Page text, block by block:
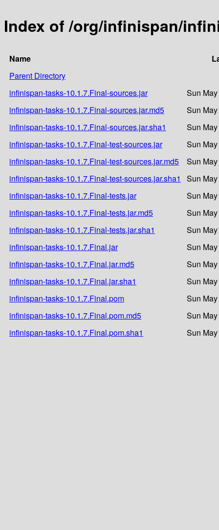
Index of /org/infinispan/
Name
Parent Directory
infinispan-tasks-10.1.7.Final-sources.jar
Sun
infinispan-tasks-10.1.7.Final-sources.jar.md5
Sun
infinispan-tasks-10.1.7.Final-sources.jar.sha1
Sun
infinispan-tasks-10.1.7.Final-test-sources.jar
Sun
infinispan-tasks-10.1.7.Final-test-sources.jar.md5
Sun
infinispan-tasks-10.1.7.Final-test-sources.jar.sha1
Sun
infinispan-tasks-10.1.7.Final-tests.jar
Sun
infinispan-tasks-10.1.7.Final-tests.jar.md5
Sun
infinispan-tasks-10.1.7.Final-tests.jar.sha1
Sun
infinispan-tasks-10.1.7.Final.jar
Sun
infinispan-tasks-10.1.7.Final.jar.md5
Sun
infinispan-tasks-10.1.7.Final.jar.sha1
Sun
infinispan-tasks-10.1.7.Final.pom
Sun
infinispan-tasks-10.1.7.Final.pom.md5
Sun
infinispan-tasks-10.1.7.Final.pom.sha1
Sun